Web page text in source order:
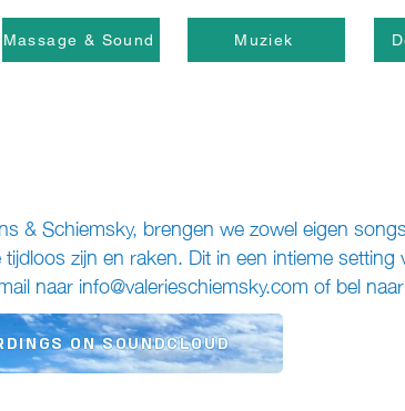
Massage & Sound Muziek
& Schiemsky, brengen we zowel eigen
zijn en raken. Dit in een intieme
naarinfo@valerieschiemsky.comof bel
ON SOUNDCLOUD